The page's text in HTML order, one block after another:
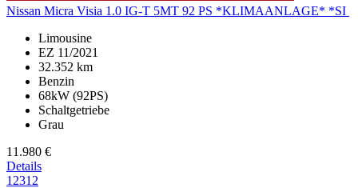
Nissan Micra Visia 1.0 IG-T 5MT 92 PS *KLIMAANLAGE* *SI
Limousine
EZ 11/2021
32.352 km
Benzin
68kW (92PS)
Schaltgetriebe
Grau
11.980 €
Details
1 2312